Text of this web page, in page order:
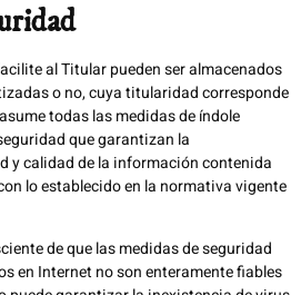
al Titular pueden ser almacenados
o no, cuya titularidad corresponde
todas las medidas de índole
que garantizan la
y calidad de la información contenida
lo establecido en la normativa vigente
de que las medidas de seguridad
en Internet no son enteramente fiables